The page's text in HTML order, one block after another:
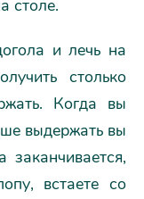
столе.
и лечь на
столько
Когда вы
выдержать вы
заканчивается,
встаете со